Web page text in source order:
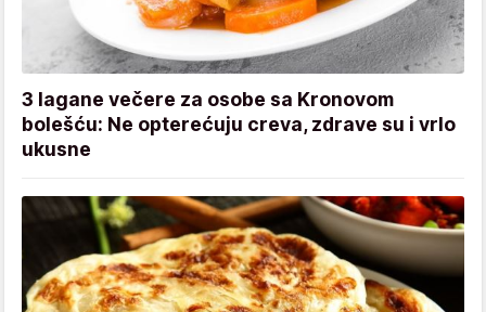
3 lagane večere za osobe sa Kronovom
bolešću: Ne opterećuju creva, zdrave su i vrlo
ukusne